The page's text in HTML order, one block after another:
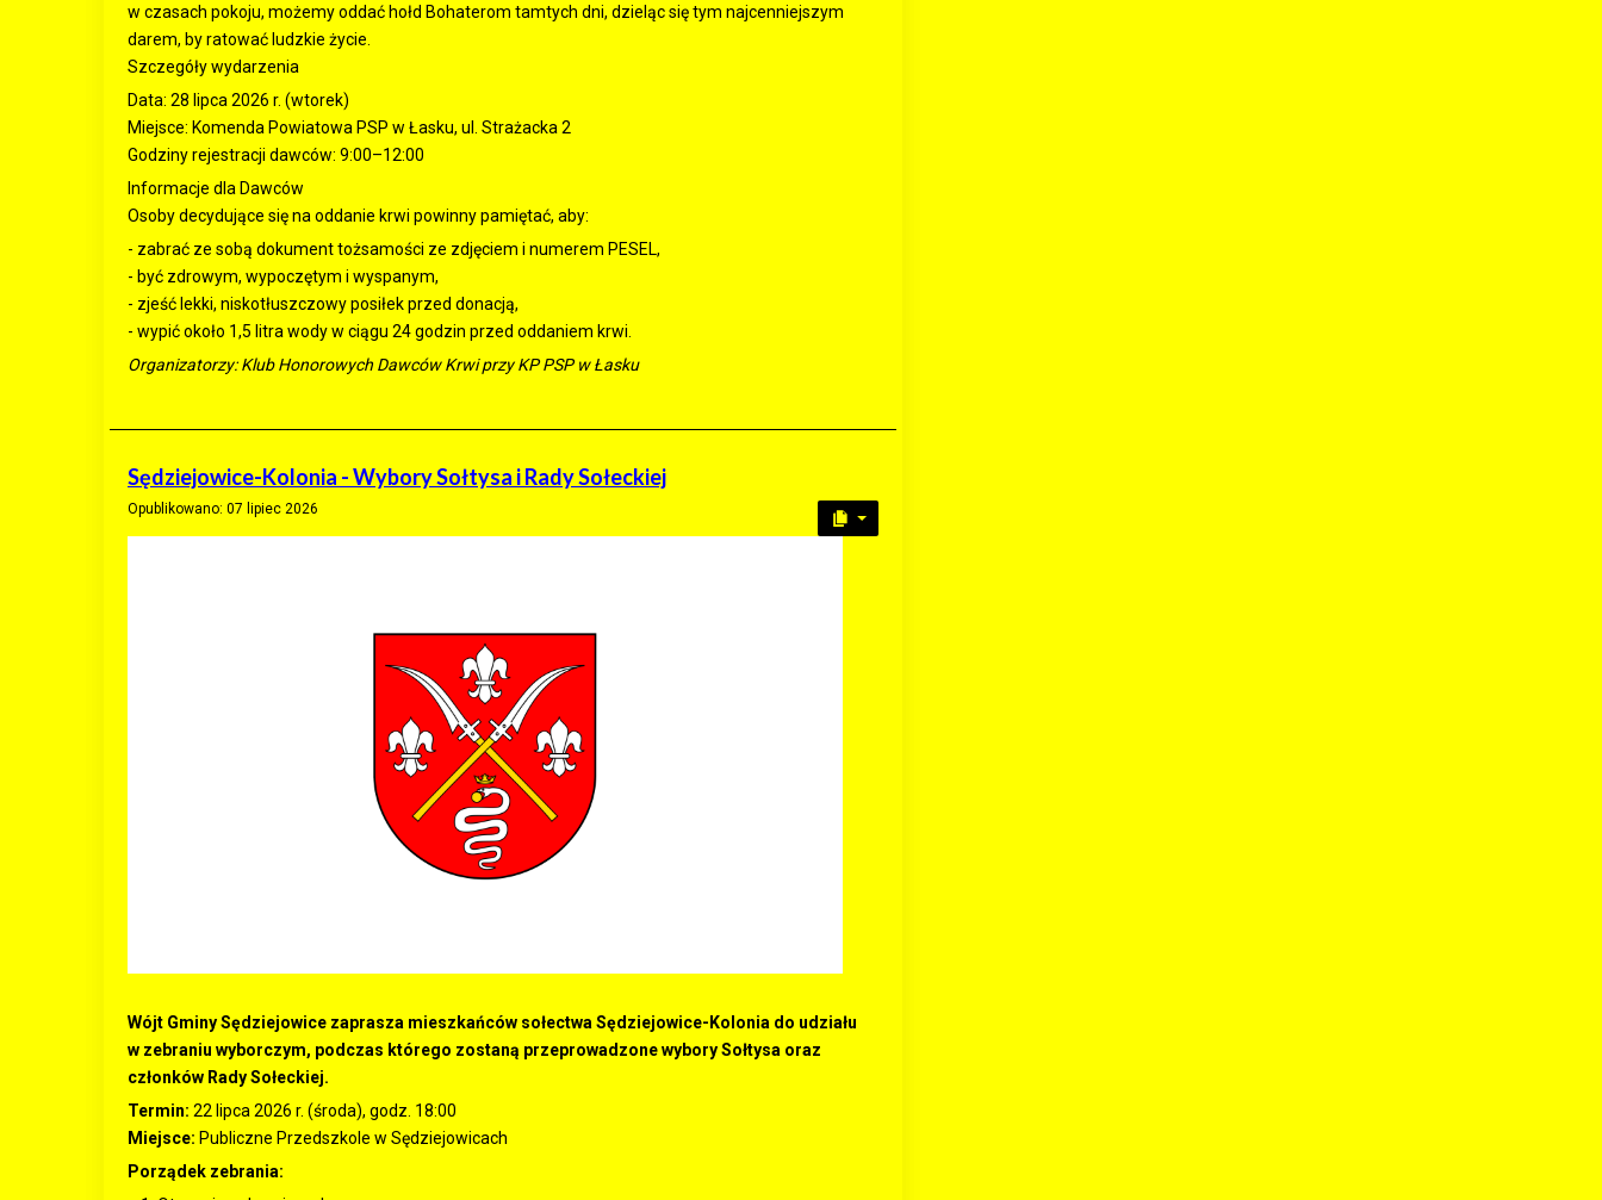
w czasach pokoju, możemy oddać hołd Bohaterom tamtych dni, dzieląc się tym najcenniejszym
darem, by ratować ludzkie życie.
Szczegóły wydarzenia
Data: 28 lipca 2026 r. (wtorek)
Miejsce: Komenda Powiatowa PSP w Łasku, ul. Strażacka 2
Godziny rejestracji dawców: 9:00–12:00
Informacje dla Dawców
Osoby decydujące się na oddanie krwi powinny pamiętać, aby:
- zabrać ze sobą dokument tożsamości ze zdjęciem i numerem PESEL,
- być zdrowym, wypoczętym i wyspanym,
- zjeść lekki, niskotłuszczowy posiłek przed donacją,
- wypić około 1,5 litra wody w ciągu 24 godzin przed oddaniem krwi.
Organizatorzy: Klub Honorowych Dawców Krwi przy KP PSP w Łasku
Sędziejowice-Kolonia - Wybory Sołtysa i Rady Sołeckiej
Opublikowano: 07 lipiec 2026
Wójt Gminy Sędziejowice zaprasza mieszkańców sołectwa Sędziejowice-Kolonia do udziału
w zebraniu wyborczym, podczas którego zostaną przeprowadzone wybory Sołtysa oraz
członków Rady Sołeckiej.
Termin: 22 lipca 2026 r. (środa), godz. 18:00
Miejsce: Publiczne Przedszkole w Sędziejowicach
Porządek zebrania: